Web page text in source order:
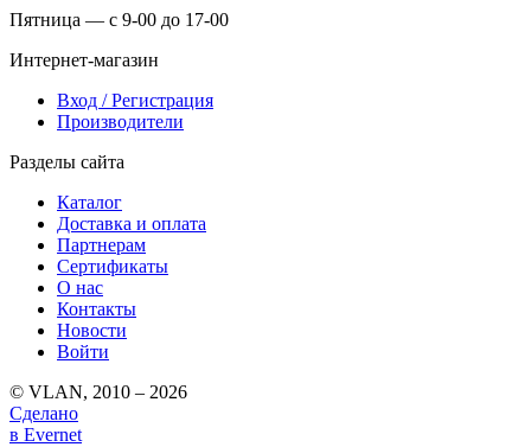
Пятница — с 9-00 до 17-00
Интернет-магазин
Вход / Регистрация
Производители
Разделы сайта
Каталог
Доставка и оплата
Партнерам
Сертификаты
О нас
Контакты
Новости
Войти
© VLAN, 2010 – 2026
Сделано
в Evernet